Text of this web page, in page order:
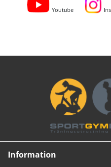
Youtube
Information